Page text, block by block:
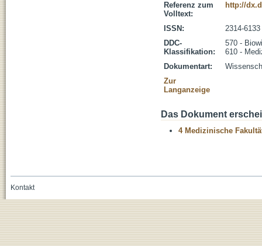
Referenz zum
Volltext:
http://
ISSN:
2314-6133
DDC-
Klassifikation:
570 -
610 -
Dokumentart:
Zur
Langanzeige
Das Dokument
4 Medizinische
Kontakt